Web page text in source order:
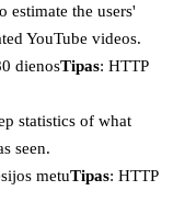
estimate the users'
YouTube videos.
dienosTipas: HTTP
statistics of what
seen.
metuTipas: HTTP